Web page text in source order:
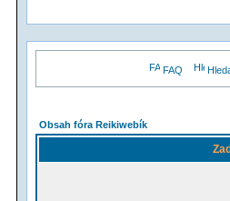
FAQ
Obsah fóra Reikiwebík